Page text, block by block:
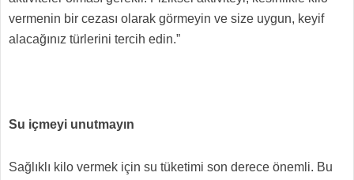
vermenin bir cezası olarak görmeyin ve size uygun, keyif
alacağınız türlerini tercih edin.”
Su içmeyi unutmayın
Sağlıklı kilo vermek için su tüketimi son derece önemli. Bu